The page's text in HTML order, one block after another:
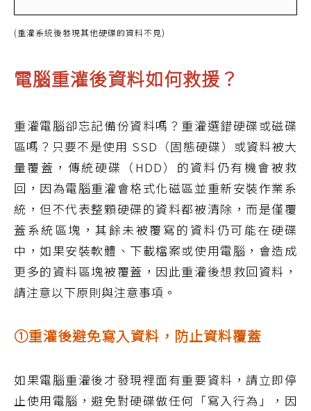
(重灌系統後發現其他硬碟的資料不見)
電腦重灌後資料如何救援？
重灌電腦卻忘記備份資料嗎？重灌選錯硬碟或磁碟
區嗎？只要不是使用 SSD（固態硬碟）或資料被大
量覆蓋，傳統硬碟（HDD）的資料仍有機會被救
回，因為電腦重灌會格式化磁區並重新安裝作業系
統，但不代表整顆硬碟的資料都被清除，而是僅覆
蓋系統區塊，其餘未被覆寫的資料仍可能在硬碟
中，如果安裝軟體、下載檔案或使用電腦，會造成
更多的資料區塊被覆蓋，因此重灌後想救回資料，
請注意以下原則與注意事項。
①重灌後避免寫入資料，防止資料覆蓋
如果電腦重灌後才發現裡面有重要資料，請立即停
止使用電腦，避免對硬碟做任何「寫入行為」，因